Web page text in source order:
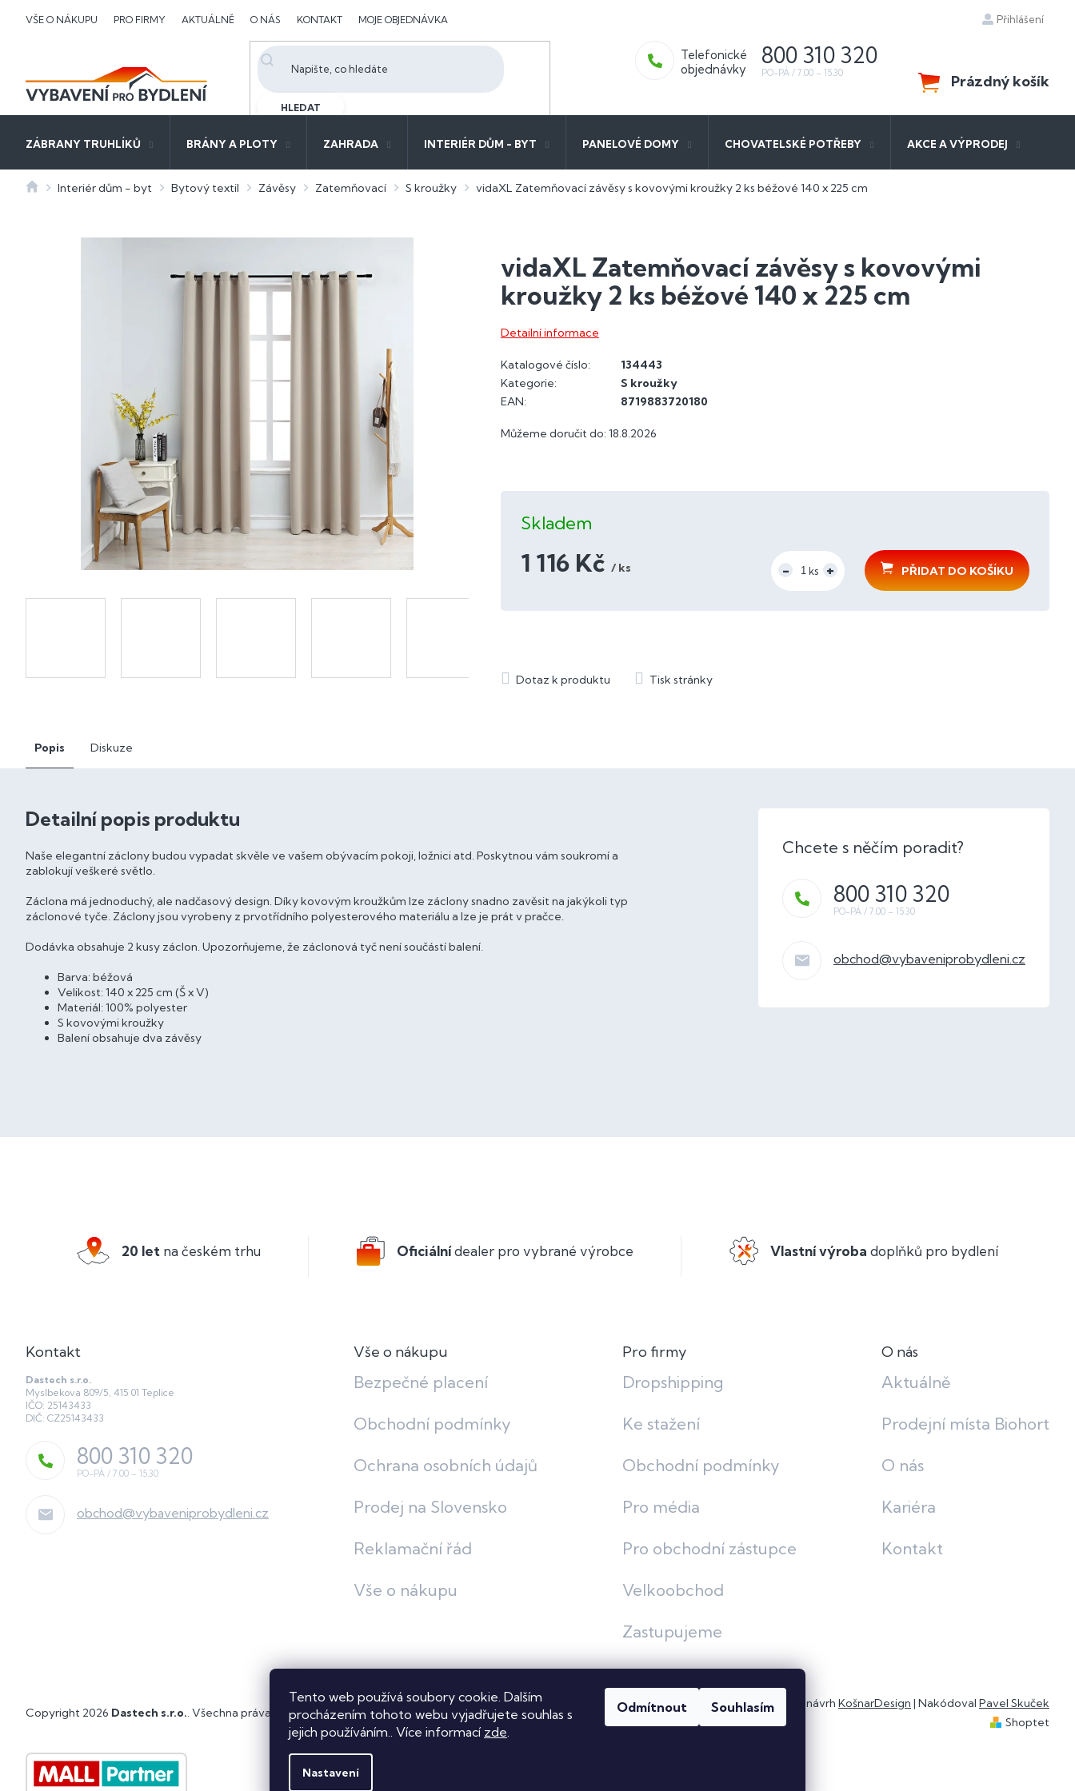
Tento web používá soubory cookie. Dalším
procházením tohoto webu vyjadřujete souhlas s
jejich používáním.. Více informací zde.
Nastavení
Odmítnout Souhlasím
VŠE O NÁKUPU PRO FIRMY AKTUÁLNĚ O NÁS KONTAKT MOJE OBJEDNÁVKA Přihlášení
HLEDAT
800 310 320
NÁKUPNÍ
KOŠÍK
Prázdný košík
ZÁBRANY TRUHLÍKŮ BRÁNY A PLOTY ZAHRADA INTERIÉR DŮM - BYT PANELOVÉ DOMY CHOVATELSKÉ POTŘEBY AKCE A VÝPRODEJ
DomůInteriér dům - byt Bytový textil Závěsy Zatemňovací S kroužky vidaXL Zatemňovací závěsy s kovovými kroužky 2 ks béžové 140 x 225 cm
vidaXL Zatemňovací závěsy s kovovými
kroužky 2 ks béžové 140 x 225 cm
Můžeme doručit do: 18.8.2026
Skladem
1 116 Kč / ks
PŘIDAT DO KOŠÍKU
Detailní informace
Katalogové číslo:
134443
Kategorie:
S kroužky
EAN: 8719883720180
Popis Diskuze
Detailní popis produktu
Naše elegantní záclony budou vypadat skvěle ve vašem obývacím pokoji, ložnici atd. Poskytnou vám soukromí a
zablokují veškeré světlo.
Záclona má jednoduchý, ale nadčasový design. Díky kovovým kroužkům lze záclony snadno zavěsit na jakýkoli typ
záclonové tyče. Záclony jsou vyrobeny z prvotřídního polyesterového materiálu a lze je prát v pračce.
Dodávka obsahuje 2 kusy záclon. Upozorňujeme, že záclonová tyč není součástí balení.
Barva: béžová
Velikost: 140 x 225 cm (Š x V)
Materiál: 100% polyester
S kovovými kroužky
Balení obsahuje dva závěsy
obchod@vybaveniprobydleni.cz
800 310 320
20 let na českém trhu Oficiálnídealer pro vybrané výrobce Vlastní výroba doplňků pro bydlení
Kontakt
Dastech s.r.o.
Myslbekova 809/5, 415 01 Teplice
IČO: 25143433
DIČ: CZ25143433
obchod@vybaveniprobydleni.cz
800 310 320
Vše o nákupu
Bezpečné placení
Obchodní podmínky
Ochrana osobních údajů
Prodej na Slovensko
Reklamační řád
Vše o nákupu
Pro firmy
Dropshipping
Ke stažení
Obchodní podmínky
Pro média
Pro obchodní zástupce
Velkoobchod
Zastupujeme
O nás
Aktuálně
Prodejní místa Biohort
O nás
Kariéra
Kontakt
Grafický návrh KošnarDesign | Nakódoval Pavel Skuček
Shoptet
Copyright 2026 Dastech s.r.o. . Všechna práva vyhrazena.Upravit nastavení cookies